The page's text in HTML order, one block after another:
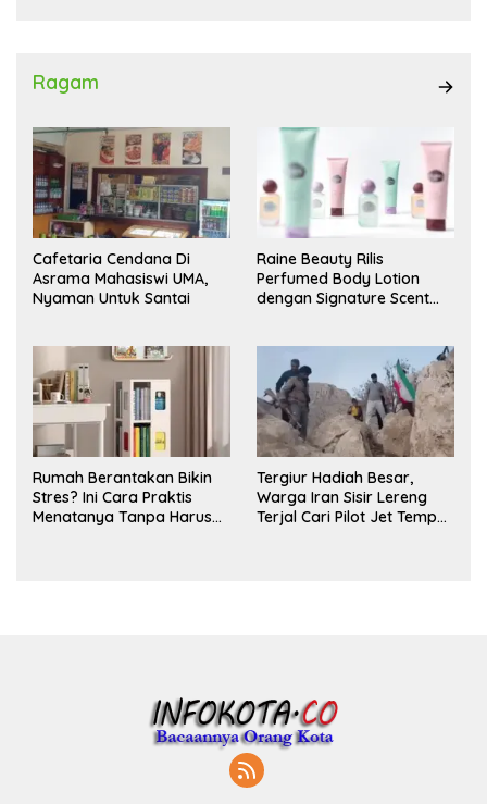
Ragam
Cafetaria Cendana Di
Asrama Mahasiswi UMA,
Nyaman Untuk Santai
Raine Beauty Rilis
Perfumed Body Lotion
dengan Signature Scent
Rumah Berantakan Bikin
Stres? Ini Cara Praktis
Menatanya Tanpa Harus
Tergiur Hadiah Besar,
Warga Iran Sisir Lereng
Terjal Cari Pilot Jet Tempur